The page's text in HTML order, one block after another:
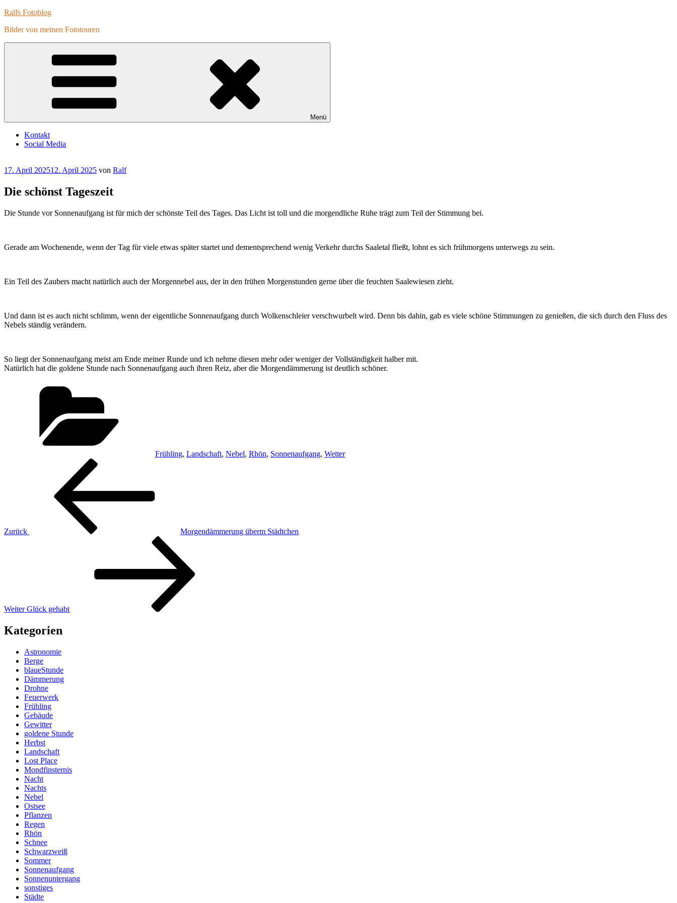
Zum
springen
Ralfs Fotoblog
Bilder von meinen Fototouren
Menü
Kontakt
Social Media
Veröffentlicht
17. April 202512. April 2025 von Ralf
Die schönst Tageszeit
Die Stunde vor Sonnenaufgang ist für mich der schönste Teil des Tages. Das Licht ist toll und die morgendliche Ruhe trägt zum Teil der Stimmung bei.
Gerade am Wochenende, wenn der Tag für viele etwas später startet und dementsprechend wenig Verkehr durchs Saaletal fließt, lohnt es sich frühmorgens unterwegs zu sein.
Ein Teil des Zaubers macht natürlich auch der Morgennebel aus, der in den frühen Morgenstunden gerne über die feuchten Saalewiesen zieht.
Und dann ist es auch nicht schlimm, wenn der eigentliche Sonnenaufgang durch Wolkenschleier verschwurbelt wird. Denn bis dahin, gab es viele schöne Stimmungen zu genießen, die sich durch den Fluss des
Nebels ständig verändern.
So liegt der Sonnenaufgang meist am Ende meiner Runde und ich nehme diesen mehr oder weniger der Vollständigkeit halber mit.
Natürlich hat die goldene Stunde nach Sonnenaufgang auch ihren Reiz, aber die Morgendämmerung ist deutlich schöner.
Frühling, Landschaft, Nebel, Rhön, Sonnenaufgang, Wetter
Beitragsnavigation
Zurück
Morgendämmerung überm Städtchen
Weiter Glück gehabt
Kategorien
Astronomie
Berge
blaueStunde
Dämmerung
Drohne
Feuerwerk
Frühling
Gebäude
Gewitter
goldene Stunde
Herbst
Landschaft
Lost Place
Mondfinsternis
Nacht
Nachts
Nebel
Ostsee
Pflanzen
Regen
Rhön
Schnee
Schwarzweiß
Sommer
Sonnenaufgang
Sonnenuntergang
sonstiges
Städte